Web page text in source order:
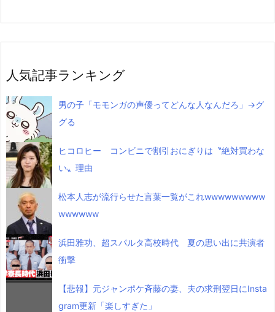
人気記事ランキング
男の子「モモンガの声優ってどんな人なんだろ」→グ
グる
ヒコロヒー コンビニで割引おにぎりは〝絶対買わな
い〟理由
松本人志が流行らせた言葉一覧がこれwwwwwwwww
wwwwww
浜田雅功、超スパルタ高校時代 夏の思い出に共演者
衝撃
【悲報】元ジャンポケ斉藤の妻、夫の求刑翌日にInsta
gram更新「楽しすぎた」